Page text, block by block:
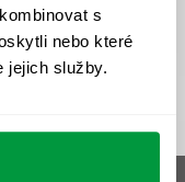
s
nebo které
jejich služby.